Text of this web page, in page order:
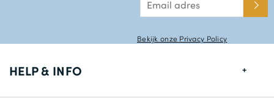
Bekijk onze Privacy Policy
HELP & INFO